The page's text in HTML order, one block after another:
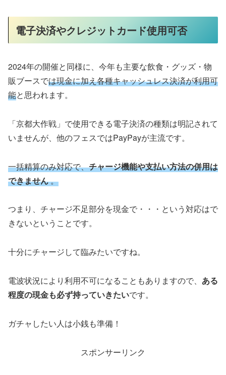
電子決済やクレジットカード使用可否
2024年の開催と同様に、今年も主要な飲食・グッズ・物
販ブースでは現金に加え各種キャッシュレス決済が利用可
能と思われます。
「京都大作戦」で使用できる電子決済の種類は明記されて
いませんが、他のフェスではPayPayが主流です。
一括精算のみ対応で、チャージ機能や支払い方法の併用は
できません。
つまり、チャージ不足部分を現金で・・・という対応はで
きないということです。
十分にチャージして臨みたいですね。
電波状況により利用不可になることもありますので、 ある
程度の現金も必ず持っていきたいです。
ガチャしたい人は小銭も準備！
スポンサーリンク